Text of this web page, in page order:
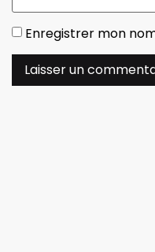
Enregistrer mon